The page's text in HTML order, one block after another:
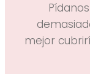
mejor